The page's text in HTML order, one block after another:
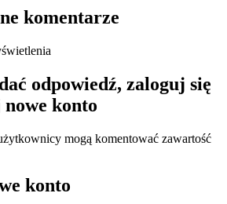
komentarze
odpowiedź, zaloguj się
konto
mogą komentować zawartość
konto